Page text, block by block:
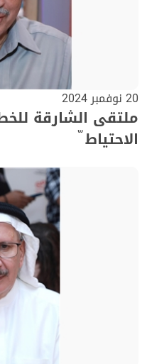
20 نوفمبر 2024
ملتقى الشارقة
الاحتياط ّ